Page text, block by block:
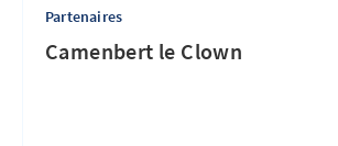
Partenaires
Camenbert le Clown